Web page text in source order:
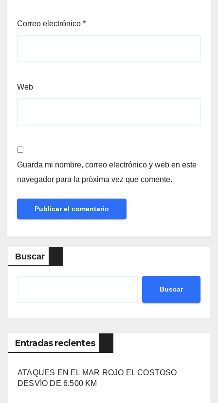
Correo electrónico *
Web
Guarda mi nombre, correo electrónico y web en este
navegador para la próxima vez que comente.
Buscar
Buscar
Entradas recientes
ATAQUES EN EL MAR ROJO EL COSTOSO
DESVÍO DE 6.500 KM